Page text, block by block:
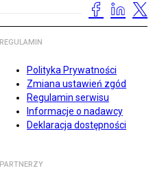
REGULAMIN
Polityka Prywatności
Zmiana ustawień zgód
Regulamin serwisu
Informacje o nadawcy
Deklaracja dostępności
PARTNERZY